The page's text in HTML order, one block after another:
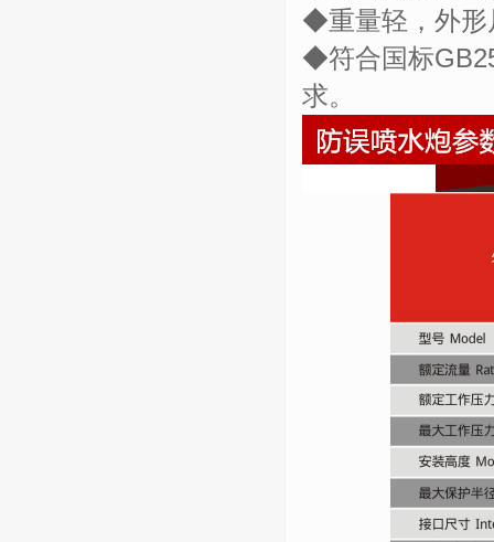
◆重量轻，外形
◆符合国标
求。